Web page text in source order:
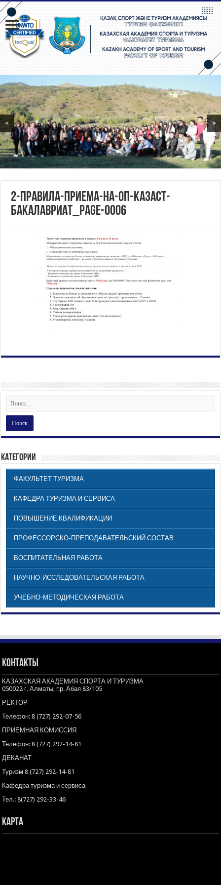
< >
2-Правила-приема-на-ОП-КазАСТ-
БАКАЛАВРИАТ_page-0006
КАТЕГОРИИ
ФАКУЛЬТЕТ ТУРИЗМА
КАФЕДРА ТУРИЗМА И СЕРВИСА
ПОВЫШЕНИЕ КВАЛИФИКАЦИИ
ПРОФЕССОРСКО-ПРЕПОДАВАТЕЛЬСКИЙ СОСТАВ
ВОСПИТАТЕЛЬНАЯ РАБОТА
НАУЧНО-ИССЛЕДОВАТЕЛЬСКАЯ РАБОТА
УЧЕБНО-МЕТОДИЧЕСКАЯ РАБОТА
Контакты
КАЗАХСКАЯ АКАДЕМИЯ СПОРТА И ТУРИЗМА
050022 г. Алматы, пр. Абая 83/105
РЕКТОР
Телефон: 8 (727) 292-07-56
ПРИЕМНАЯ КОМИССИЯ
Телефон: 8 (727) 292-14-81
ДЕКАНАТ
Туризм 8 (727) 292-14-81
Кафедра туризма и сервиса
Тел.: 8(727) 292-33-46
Карта